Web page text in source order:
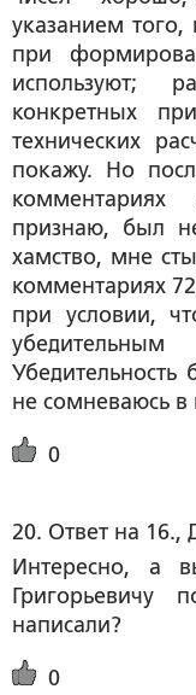
указанием
при
используют;
конкретных
технических
покажу. Но
признаю, был
хамство, мне
комментариях 72
при условии,
Убедительность
не сомневаюсь в
0
20. Ответ на 16.,
Интересно, а
Григорьевичу
написали?
0